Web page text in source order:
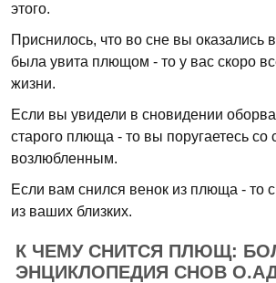
этого.
Приснилось, что во сне вы оказались
была увита плющом - то у вас скоро
жизни.
Если вы увидели в сновидении
старого плюща - то вы поругаетесь со
возлюбленным.
Если вам снился венок из плюща - то
из ваших близких.
К ЧЕМУ СНИТСЯ ПЛЮЩ:
ЭНЦИКЛОПЕДИЯ СНОВ